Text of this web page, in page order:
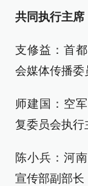
共同执行主席
支修益：首
会媒体传播
师建国：空
复委员会执行
陈小兵：河
宣传部副部长